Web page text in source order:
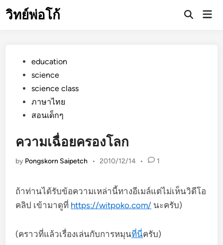
toวิทย์พ่อโก้
Open
Postededucation
science
science class
ภาษาไทย
สอนเด็กๆ
ความเฉื่อยครองโลก
by Pongskorn Saipetch • 2010/12/14 • 1
ถ้าท่านได้รับข้อความเหล่านี้ทางอีเมล์แต่ไม่เห็นวิดีโอ
คลิป เข้ามาดูที่ https://witpoko.com/ นะครับ)
(คราวที่แล้วเรื่องเล่นกับการหมุนที่นี่ครับ)